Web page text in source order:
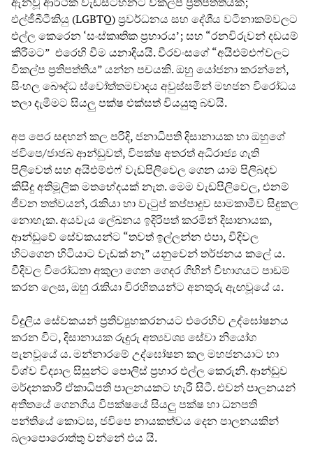
එල්ජීබීටීකියු (LGBTQ) ප්‍රවර්ධනය සහ දේශීය වටිනාකම්වලට
එල්ල කෙරෙන ‘සංස්කෘතික ප්‍රහාරය’; සහ “රනවිරුවන් දඩයම්
කිරීමට” එරෙහි වීම යනාදියයි. වීරවංසගේ “අයිඑම්එෆ්වලට
විකල්ප ප්‍රතිපත්තිය” යන්න පචයකි. ඔහු යෝජනා කරන්නේ,
සිංහල බෞද්ධ ස්වෝත්තමවාදය අවුස්සමින් මහජන විරෝධය
තලා දැමීමට සියලු පක්ෂ එක්සත් වියයුතු බවයි.
අප පෙර සඳහන් කල පරිදි, ජනාධිපති දිසානායක හා ඔහුගේ
ජවිපෙ/ජාජබ ආන්ඩුවත්, විපක්ෂ අතරත් අධිරාජ්‍ය ගැති
පිලිවෙත් සහ අයිඑම්එෆ් වැඩපිලිවෙල ගෙන යාම පිලිබඳව
කිසිදු අතිමූලික මතභේදයක් නැත. මෙම වැඩපිලිවෙල, එනම්
ජීවන තත්වයන්, රැකියා හා වැටුප් කප්පාදුව සාමකාමීව සිදුකල
නොහැක. අයවැය ලේඛනය ඉදිරිපත් කරමින් දිසානායක,
ආන්ඩුවේ සේවකයන්ට “තවත් ඉල්ලන්න එපා, වීදිවල
හිටගෙන හිටියාට වැඩක් නෑ” යනුවෙන් තර්ජනය කලේ ය.
වීදිවල විරෝධතා අකුලා ගෙන ගෙදර ගිහින් විභාගයට පාඩම්
කරන ලෙස, ඔහු රැකියා විරහිතයන්ට අනතුරු ඇඟවූයේ ය.
විදුලිය සේවකයන් ප්‍රතිව්‍යුහකරනයට එරෙහිව උද්ඝෝෂනය
කරන විට, දිසානායක රුදුරු අත්‍යවශ්‍ය සේවා නියෝග
පැනවූයේ ය. මන්නාරමේ උද්ඝෝෂන කල මහජනයාට හා
විශ්ව විද්‍යාල සිසුන්ට පොලිස් ප්‍රහාර එල්ල කෙරුනි. ආන්ඩුව
මර්දනකාරී ඒකාධිපති පාලනයකට හැරී සිටී. එවන් පාලනයන්
අතීතයේ ගෙනගිය විපක්ෂයේ සියලු පක්ෂ හා ධනපති
පන්තියේ කොටස, ජවිපෙ නායකත්වය දෙන පාලනයකින්
බලාපොරොත්තු වන්නේ එය යි.